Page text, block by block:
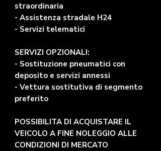
straordinaria
- Assistenza stradale H24
- Servizi telematici
SERVIZI OPZIONALI:
- Sostituzione pneumatici con
deposito e servizi annessi
- Vettura sostitutiva di segmento
preferito
POSSIBILITA DI ACQUISTARE IL
VEICOLO A FINE NOLEGGIO ALLE
CONDIZIONI DI MERCATO